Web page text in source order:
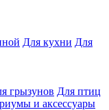
Для кухни Для
грызунов Для птиц
и аксессуары